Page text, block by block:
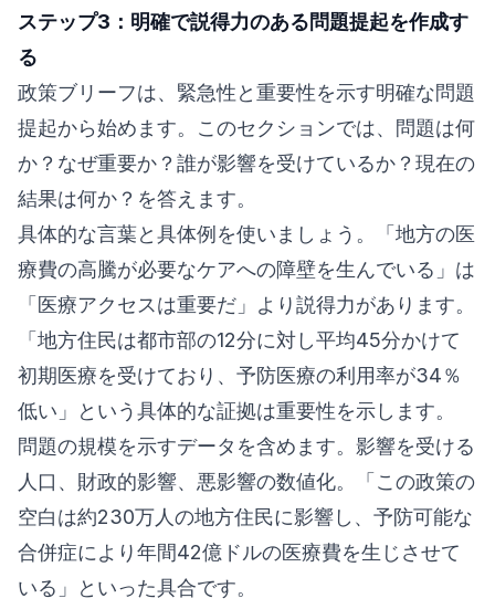
ステップ3：明確で説得力のある問題提起を作成す
る
政策ブリーフは、緊急性と重要性を示す明確な問題
提起から始めます。このセクションでは、問題は何
か？なぜ重要か？誰が影響を受けているか？現在の
結果は何か？を答えます。
具体的な言葉と具体例を使いましょう。「地方の医
療費の高騰が必要なケアへの障壁を生んでいる」は
「医療アクセスは重要だ」より説得力があります。
「地方住民は都市部の12分に対し平均45分かけて
初期医療を受けており、予防医療の利用率が34％
低い」という具体的な証拠は重要性を示します。
問題の規模を示すデータを含めます。影響を受ける
人口、財政的影響、悪影響の数値化。「この政策の
空白は約230万人の地方住民に影響し、予防可能な
合併症により年間42億ドルの医療費を生じさせて
いる」といった具合です。